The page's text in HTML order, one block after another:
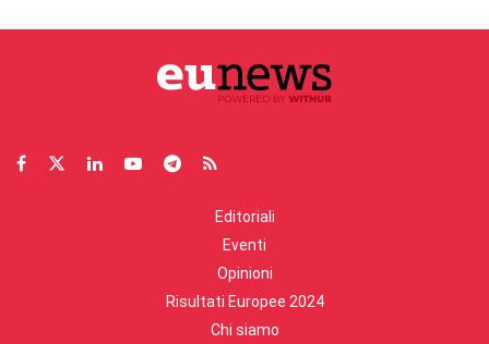
Editoriali
Eventi
Opinioni
Risultati Europee 2024
Chi siamo